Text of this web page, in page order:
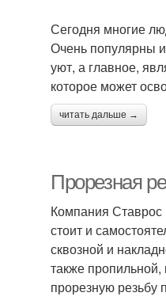
Сегодня многие
Очень популярны
уют, а главное,
которое может
читать дальше →
Прорезная
Компания
стоит и
сквозной и
также
прорезную резьбу